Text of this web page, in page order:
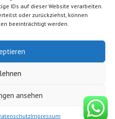
IDs auf dieser Website verarbeiten.
oder zurückziehst, können
beeinträchtigt werden.
ansehen
Impressum
Cookie Richtlinie (EU)
Suche Models
Stripperinnen-buchen.de. All rights